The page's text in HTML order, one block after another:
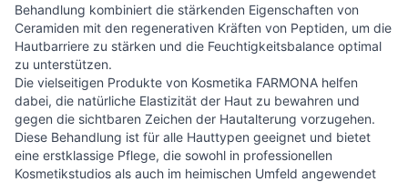
Behandlung kombiniert die stärkenden Eigenschaften von
Ceramiden mit den regenerativen Kräften von Peptiden, um die
Hautbarriere zu stärken und die Feuchtigkeitsbalance optimal
zu unterstützen.
Die vielseitigen Produkte von Kosmetika FARMONA helfen
dabei, die natürliche Elastizität der Haut zu bewahren und
gegen die sichtbaren Zeichen der Hautalterung vorzugehen.
Diese Behandlung ist für alle Hauttypen geeignet und bietet
eine erstklassige Pflege, die sowohl in professionellen
Kosmetikstudios als auch im heimischen Umfeld angewendet